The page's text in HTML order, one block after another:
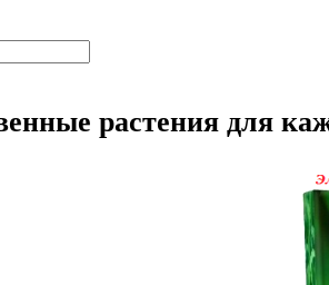
растения для